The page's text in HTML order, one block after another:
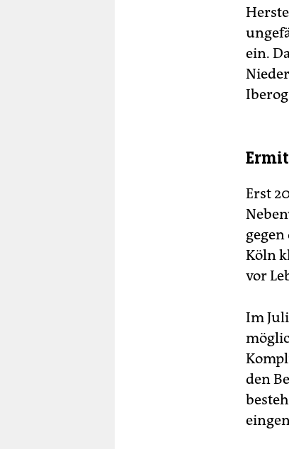
ein.
Erst
Köln
vor
Im
den